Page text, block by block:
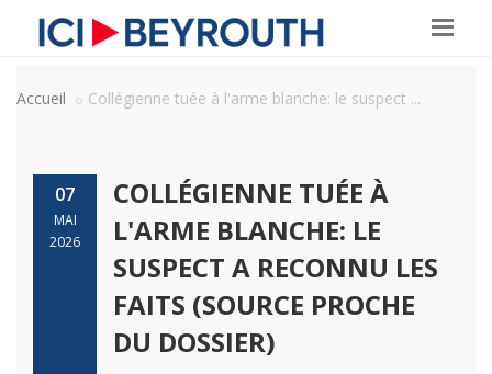
Accueil Collégienne tuée à l'arme blanche: le suspect ...
07
MAI
2026
COLLÉGIENNE TUÉE À
L'ARME BLANCHE: LE
SUSPECT A RECONNU LES
FAITS (SOURCE PROCHE
DU DOSSIER)